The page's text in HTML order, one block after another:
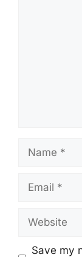
Name
Email
Website
Save my